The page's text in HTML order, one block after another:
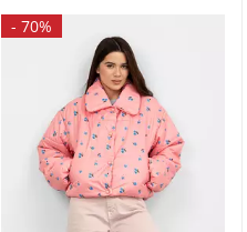
- 70%